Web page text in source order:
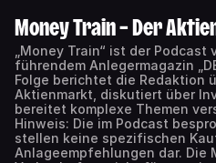
Money Train – Der
„Money Train“ ist der
führendem Anlegermagazin
Folge berichtet die Redaktion
Aktienmarkt, diskutiert über
bereitet komplexe Themen
Hinweis: Die im Podcast
stellen keine spezifischen
Anlageempfehlungen dar. Die